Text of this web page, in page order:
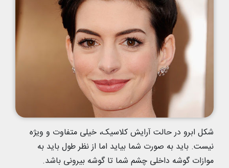
شکل ابرو در حالت آرایش کلاسیک، خیلی متفاوت و ویژه
نیست. باید به صورت شما بیاید اما از نظر طول باید به
موازات گوشه داخلی چشم شما تا گوشه بیرونی باشد.